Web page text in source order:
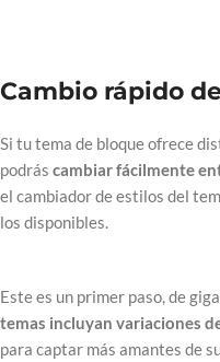
Cambio rápido
Si tu tema de bloque ofrece
podrás cambiar fácilmente
el cambiador de estilos del
los disponibles.
Este es un primer paso, de
temas incluyan variaciones
para captar más amantes de